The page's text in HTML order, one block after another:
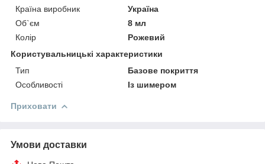
Країна виробник
Україна
Об`єм
8 мл
Колір
Рожевий
Користувальницькі характеристики
Тип
Базове покриття
Особливості
Із шимером
Приховати
Умови доставки